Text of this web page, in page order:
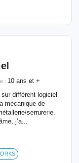
: 10 ans et +
différent logiciel
mécanique de
serrurerie.
j’a...